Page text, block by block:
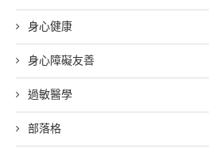
身心健康
身心障礙友善
過敏醫學
部落格